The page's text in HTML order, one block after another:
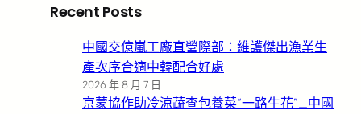
Recent Posts
中國交億嵐工廠直營際部：維護傑出漁業生
產次序合適中韓配合好處
2026 年 8 月 7 日
京蒙協作助冷涼蔬查包養菜“一路生花”_中國